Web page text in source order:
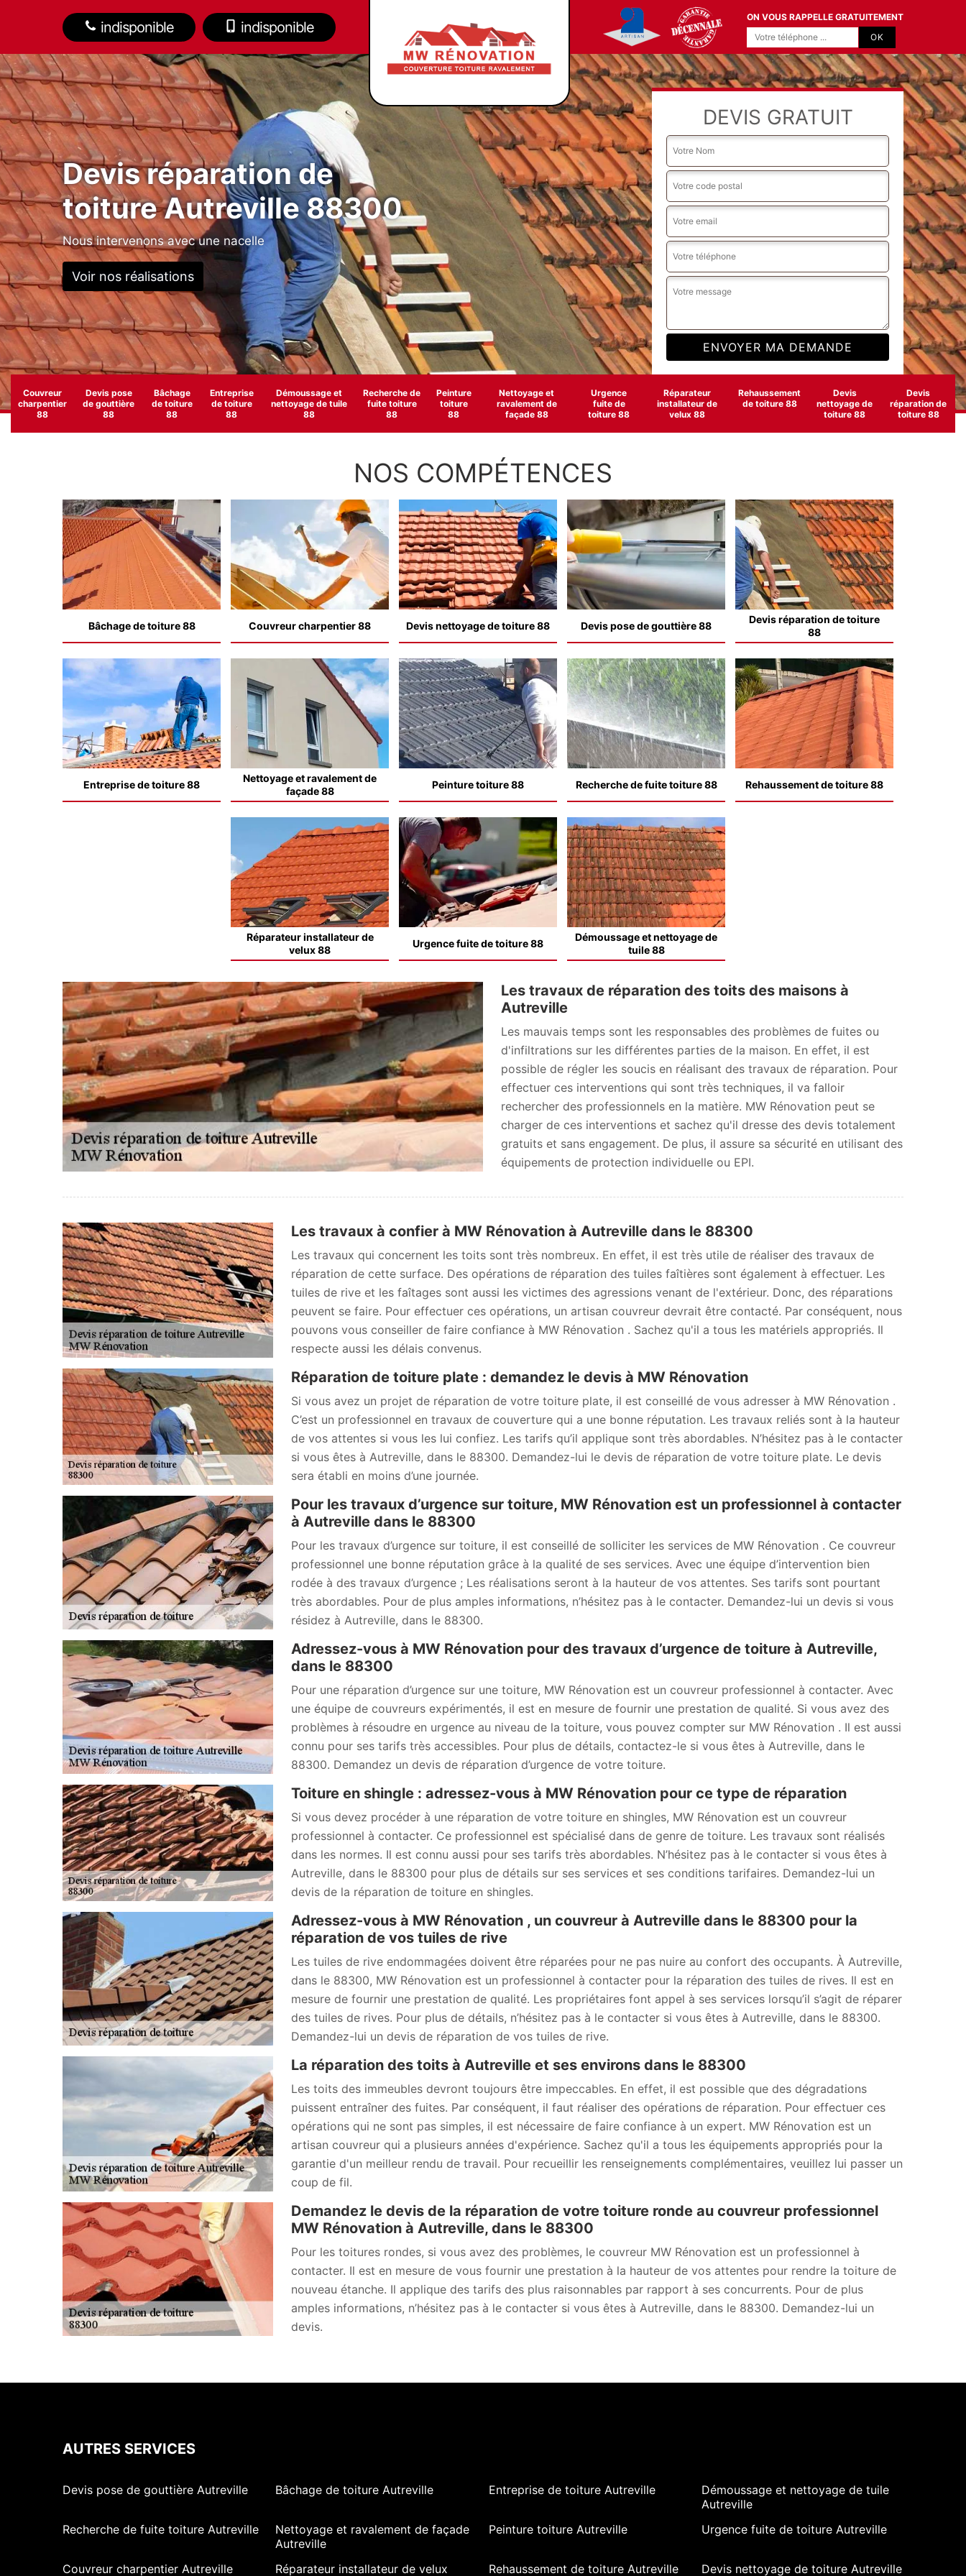
indisponible indisponible
ON VOUS RAPPELLE GRATUITEMENT
Devis réparation de
toiture Autreville 88300
Nous intervenons avec une nacelle
Voir nos réalisations
DEVIS GRATUIT
Couvreur
charpentier
88
Devis pose
de gouttière
88
Bâchage
de toiture
88
Entreprise
de toiture
88
Démoussage et
nettoyage de tuile
88
Recherche de
fuite toiture
88
Peinture
toiture
88
Nettoyage et
ravalement de
façade 88
Urgence
fuite de
toiture 88
Réparateur
installateur de
velux 88
Rehaussement
de toiture 88
Devis
nettoyage de
toiture 88
Devis
réparation de
toiture 88
NOS COMPÉTENCES
Bâchage de toiture 88 Couvreur charpentier 88 Devis nettoyage de toiture 88 Devis pose de gouttière 88
Devis réparation de toiture
88
Entreprise de toiture 88
Nettoyage et ravalement de
façade 88
Peinture toiture 88 Recherche de fuite toiture 88 Rehaussement de toiture 88
Réparateur installateur de
velux 88
Urgence fuite de toiture 88
Démoussage et nettoyage de
tuile 88
Les travaux de réparation des toits des maisons à
Autreville
Les mauvais temps sont les responsables des problèmes de fuites ou
d'infiltrations sur les différentes parties de la maison. En effet, il est
possible de régler les soucis en réalisant des travaux de réparation. Pour
effectuer ces interventions qui sont très techniques, il va falloir
rechercher des professionnels en la matière. MW Rénovation peut se
charger de ces interventions et sachez qu'il dresse des devis totalement
gratuits et sans engagement. De plus, il assure sa sécurité en utilisant des
équipements de protection individuelle ou EPI.
Les travaux à confier à MW Rénovation à Autreville dans le 88300
Les travaux qui concernent les toits sont très nombreux. En effet, il est très utile de réaliser des travaux de
réparation de cette surface. Des opérations de réparation des tuiles faîtières sont également à effectuer. Les
tuiles de rive et les faîtages sont aussi les victimes des agressions venant de l'extérieur. Donc, des réparations
peuvent se faire. Pour effectuer ces opérations, un artisan couvreur devrait être contacté. Par conséquent, nous
pouvons vous conseiller de faire confiance à MW Rénovation . Sachez qu'il a tous les matériels appropriés. Il
respecte aussi les délais convenus.
Réparation de toiture plate : demandez le devis à MW Rénovation
Si vous avez un projet de réparation de votre toiture plate, il est conseillé de vous adresser à MW Rénovation .
C’est un professionnel en travaux de couverture qui a une bonne réputation. Les travaux reliés sont à la hauteur
de vos attentes si vous les lui confiez. Les tarifs qu’il applique sont très abordables. N’hésitez pas à le contacter
si vous êtes à Autreville, dans le 88300. Demandez-lui le devis de réparation de votre toiture plate. Le devis
sera établi en moins d’une journée.
Pour les travaux d’urgence sur toiture, MW Rénovation est un professionnel à contacter
à Autreville dans le 88300
Pour les travaux d’urgence sur toiture, il est conseillé de solliciter les services de MW Rénovation . Ce couvreur
professionnel une bonne réputation grâce à la qualité de ses services. Avec une équipe d’intervention bien
rodée à des travaux d’urgence ; Les réalisations seront à la hauteur de vos attentes. Ses tarifs sont pourtant
très abordables. Pour de plus amples informations, n’hésitez pas à le contacter. Demandez-lui un devis si vous
résidez à Autreville, dans le 88300.
Adressez-vous à MW Rénovation pour des travaux d’urgence de toiture à Autreville,
dans le 88300
Pour une réparation d’urgence sur une toiture, MW Rénovation est un couvreur professionnel à contacter. Avec
une équipe de couvreurs expérimentés, il est en mesure de fournir une prestation de qualité. Si vous avez des
problèmes à résoudre en urgence au niveau de la toiture, vous pouvez compter sur MW Rénovation . Il est aussi
connu pour ses tarifs très accessibles. Pour plus de détails, contactez-le si vous êtes à Autreville, dans le
88300. Demandez un devis de réparation d’urgence de votre toiture.
Toiture en shingle : adressez-vous à MW Rénovation pour ce type de réparation
Si vous devez procéder à une réparation de votre toiture en shingles, MW Rénovation est un couvreur
professionnel à contacter. Ce professionnel est spécialisé dans de genre de toiture. Les travaux sont réalisés
dans les normes. Il est connu aussi pour ses tarifs très abordables. N’hésitez pas à le contacter si vous êtes à
Autreville, dans le 88300 pour plus de détails sur ses services et ses conditions tarifaires. Demandez-lui un
devis de la réparation de toiture en shingles.
Adressez-vous à MW Rénovation , un couvreur à Autreville dans le 88300 pour la
réparation de vos tuiles de rive
Les tuiles de rive endommagées doivent être réparées pour ne pas nuire au confort des occupants. À Autreville,
dans le 88300, MW Rénovation est un professionnel à contacter pour la réparation des tuiles de rives. Il est en
mesure de fournir une prestation de qualité. Les propriétaires font appel à ses services lorsqu’il s’agit de réparer
des tuiles de rives. Pour plus de détails, n’hésitez pas à le contacter si vous êtes à Autreville, dans le 88300.
Demandez-lui un devis de réparation de vos tuiles de rive.
La réparation des toits à Autreville et ses environs dans le 88300
Les toits des immeubles devront toujours être impeccables. En effet, il est possible que des dégradations
puissent entraîner des fuites. Par conséquent, il faut réaliser des opérations de réparation. Pour effectuer ces
opérations qui ne sont pas simples, il est nécessaire de faire confiance à un expert. MW Rénovation est un
artisan couvreur qui a plusieurs années d'expérience. Sachez qu'il a tous les équipements appropriés pour la
garantie d'un meilleur rendu de travail. Pour recueillir les renseignements complémentaires, veuillez lui passer un
coup de fil.
Demandez le devis de la réparation de votre toiture ronde au couvreur professionnel
MW Rénovation à Autreville, dans le 88300
Pour les toitures rondes, si vous avez des problèmes, le couvreur MW Rénovation est un professionnel à
contacter. Il est en mesure de vous fournir une prestation à la hauteur de vos attentes pour rendre la toiture de
nouveau étanche. Il applique des tarifs des plus raisonnables par rapport à ses concurrents. Pour de plus
amples informations, n’hésitez pas à le contacter si vous êtes à Autreville, dans le 88300. Demandez-lui un
devis.
AUTRES SERVICES
Devis pose de gouttière Autreville Bâchage de toiture Autreville Entreprise de toiture Autreville
Démoussage et nettoyage de tuile
Autreville
Recherche de fuite toiture Autreville
Nettoyage et ravalement de façade
Autreville
Peinture toiture Autreville Urgence fuite de toiture Autreville
Couvreur charpentier Autreville Réparateur installateur de velux Rehaussement de toiture Autreville Devis nettoyage de toiture Autreville